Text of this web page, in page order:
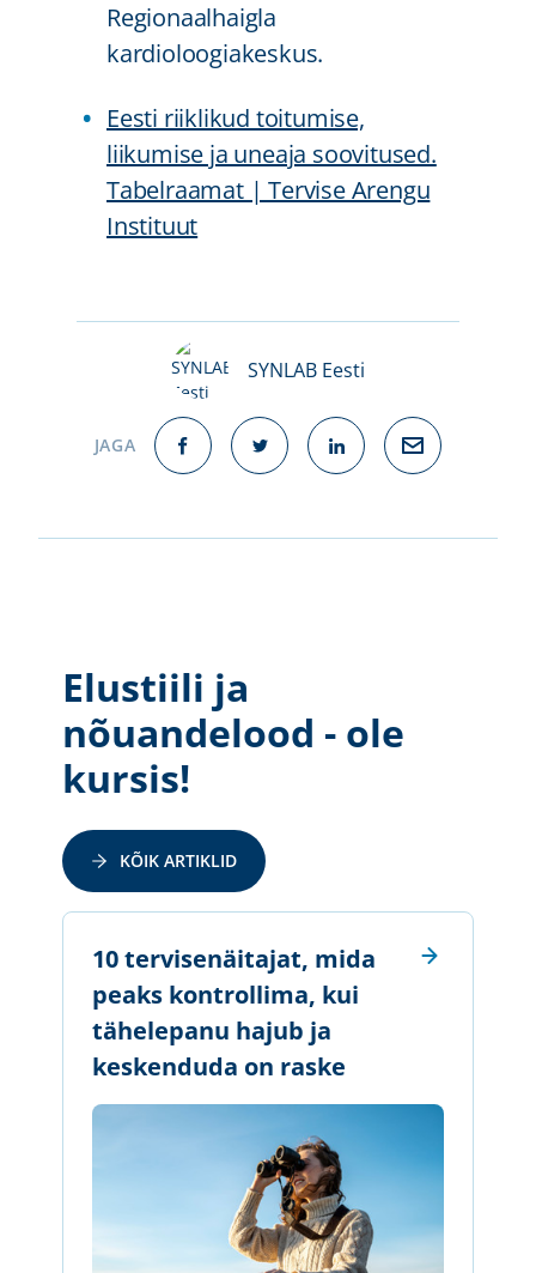
Regionaalhaigla
kardioloogiakeskus.
Eesti riiklikud toitumise,
liikumise ja uneaja soovitused.
Tabelraamat | Tervise Arengu
Instituut
SYNLAB Eesti
JAGA
Elustiili ja
nõuandelood - ole
kursis!
KÕIK ARTIKLID
10 tervisenäitajat, mida
peaks kontrollima, kui
tähelepanu hajub ja
keskenduda on raske